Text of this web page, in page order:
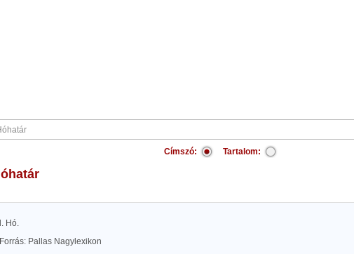
Címszó: Tartalom:
Hóhatár
l. Hó.
Forrás: Pallas Nagylexikon